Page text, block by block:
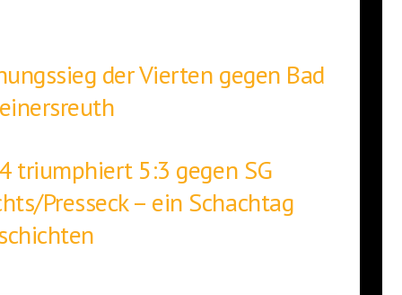
der Vierten gegen Bad
triumphiert 5:3 gegen SG
Presseck – ein Schachtag